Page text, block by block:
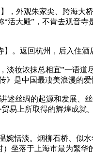
外观朱家尖、跨海大
活大殿”，不肯去观音寺
。返回杭州，后入住酒
妆浓抹总相宜”一语道
是中国最凄美浪漫的爱
述丝绸的起源和发展、
易上所取得的辉煌成就
婉恬淡。烟柳石桥、似
坐落于上海市最为繁华